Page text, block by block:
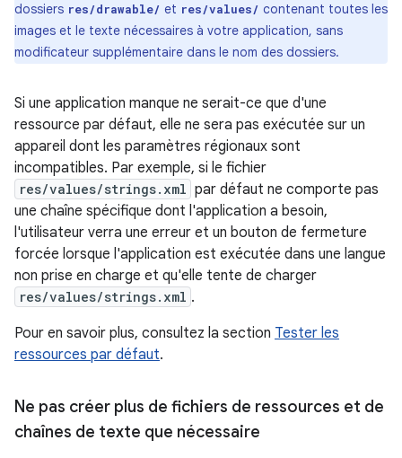
dossiers res/drawable/ et res/values/ contenant toutes les
images et le texte nécessaires à votre application, sans
modificateur supplémentaire dans le nom des dossiers.
Si une application manque ne serait-ce que d'une
ressource par défaut, elle ne sera pas exécutée sur un
appareil dont les paramètres régionaux sont
incompatibles. Par exemple, si le fichier
res/values/strings.xml par défaut ne comporte pas
une chaîne spécifique dont l'application a besoin,
l'utilisateur verra une erreur et un bouton de fermeture
forcée lorsque l'application est exécutée dans une langue
non prise en charge et qu'elle tente de charger
res/values/strings.xml .
Pour en savoir plus, consultez la section Tester les
ressources par défaut.
Ne pas créer plus de fichiers de ressources et de
chaînes de texte que nécessaire